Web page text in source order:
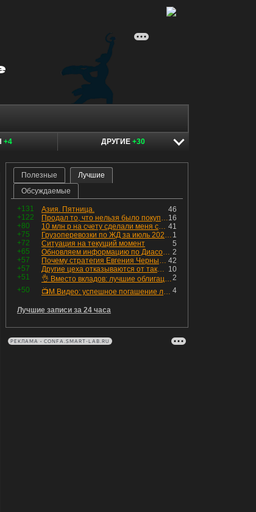
+4 ДРУГИЕ +30
Полезные
Лучшие
Обсуждаемые
+131 46
Азия. Пятница.
+122
16
Продал то, что нельзя было покупать. Изменения в портфеле
+80
41
10 млн р на счету сделали меня счастливым? Ожидание vs Реальность!
+75
1
Грузоперевозки по ЖД за июль 2026 г. — четвёртый месяц подряд роста, чёрные металлы на уровне прошлого года, а каменный уголь в плюсе.
+72
5
Ситуация на текущий момент
+65
2
Обновляем информацию по Диасофту: дивиденды и выкуп
+57
42
Почему стратегия Евгения Черных приведет вас к убыткам в 2026 году
+57
10
Другие цеха отказываются от таких деталей — а мы построили на них производство с оборотом 70 млн
+51
2
👌 Вместо вкладов: лучшие облигации — только супер надёжные
+50
4
📺М.Видео: успешное погашение любимого флоатера
Лучшие записи за 24 часа
РЕКЛАМА • CONFA.SMART-LAB.RU